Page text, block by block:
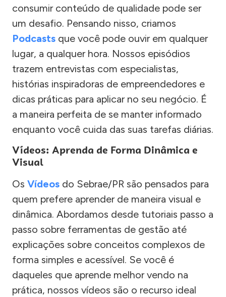
consumir conteúdo de qualidade pode ser
um desafio. Pensando nisso, criamos
Podcasts que você pode ouvir em qualquer
lugar, a qualquer hora. Nossos episódios
trazem entrevistas com especialistas,
histórias inspiradoras de empreendedores e
dicas práticas para aplicar no seu negócio. É
a maneira perfeita de se manter informado
enquanto você cuida das suas tarefas diárias.
Vídeos: Aprenda de Forma Dinâmica e
Visual
Os Vídeos do Sebrae/PR são pensados para
quem prefere aprender de maneira visual e
dinâmica. Abordamos desde tutoriais passo a
passo sobre ferramentas de gestão até
explicações sobre conceitos complexos de
forma simples e acessível. Se você é
daqueles que aprende melhor vendo na
prática, nossos vídeos são o recurso ideal